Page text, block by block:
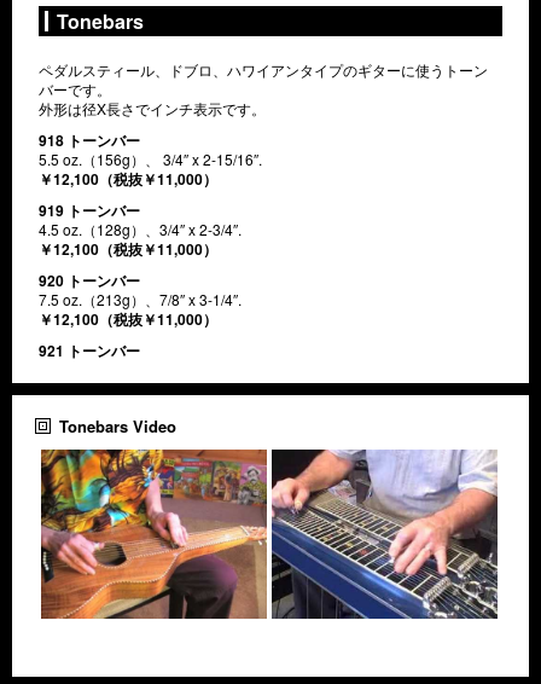
Tonebars
ペダルスティール、ドブロ、ハワイアンタイプのギターに使うトーン
バーです。
外形は径X長さでインチ表示です。
918 トーンバー
5.5 oz.（156g）、 3/4″ x 2-15/16″.
￥12,100（税抜￥11,000）
919 トーンバー
4.5 oz.（128g）、3/4″ x 2-3/4″.
￥12,100（税抜￥11,000）
920 トーンバー
7.5 oz.（213g）、7/8″ x 3-1/4″.
￥12,100（税抜￥11,000）
921 トーンバー
￥12,100（税抜￥11,000）
Tonebars Video